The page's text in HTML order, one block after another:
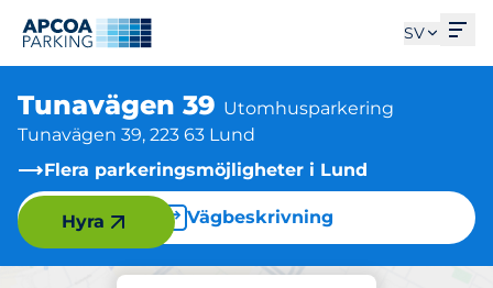
SV
Tunavägen 39 Utomhusparkering
Tunavägen 39, 223 63 Lund
Flera parkeringsmöjligheter i Lund
Vägbeskrivning
Hyra